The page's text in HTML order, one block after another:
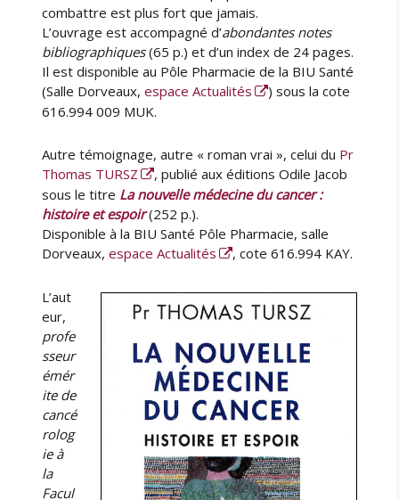
combattre est plus fort que jamais.
L’ouvrage est accompagné d’abondantes notes
bibliographiques(65 p.) et d’un index de 24 pages.
Il est disponible au Pôle Pharmacie de la BIU Santé
(Salle Dorveaux,espace Actualités
) sous la cote
616.994 009 MUK.
Autre témoignage, autre « roman vrai », celui du Pr
Thomas TURSZ
, publié aux éditions Odile Jacob
sous le titre La nouvelle médecine du cancer :
histoire et espoir(252 p.).
Disponible à la BIU Santé Pôle Pharmacie, salle
Dorveaux,espace Actualités , cote 616.994 KAY.
L’aut
eur,
profe
sseur
émér
ite de
cancé
rolog
ie à
la
Facul